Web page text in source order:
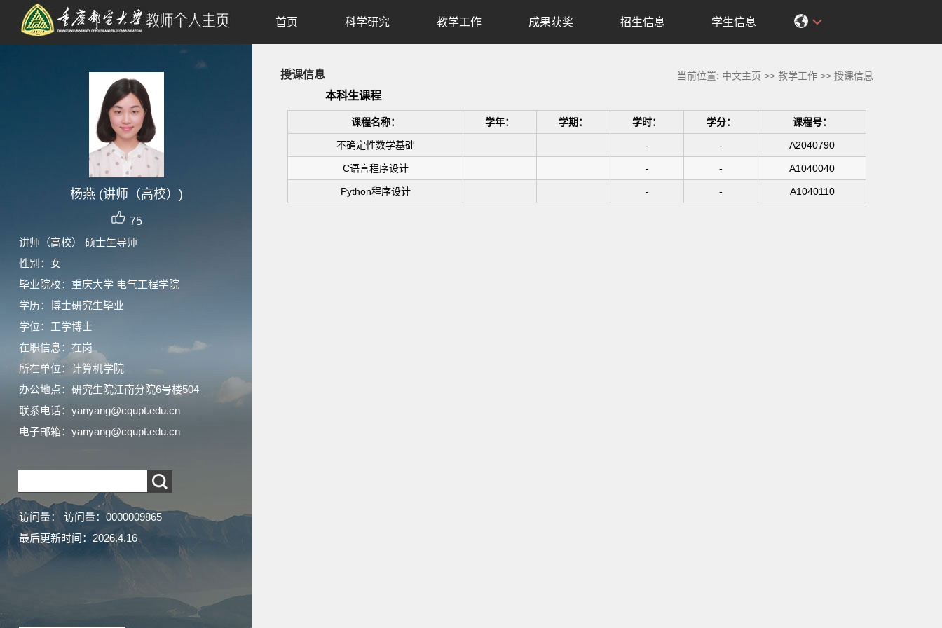
杨燕 (讲师（高校）)
75
讲师（高校） 硕士生导师
性别：女
毕业院校：重庆大学 电气工程学院
学历：博士研究生毕业
学位：工学博士
在职信息：在岗
所在单位：计算机学院
办公地点：研究生院江南分院6号楼504
联系电话：yanyang@cqupt.edu.cn
电子邮箱： yanyang@cqupt.edu.cn
访问量： 访问量： 0000009865
最后更新时间： 2026.4.16
首页 科学研究 教学工作 成果获奖 招生信息 学生信息
授课信息 当前位置: 中文主页 >>教学工作 >>授课信息
本科生课程
课程名称： 学年： 学期： 学时： 学分： 课程号：
不确定性数学基础 - - A2040790
C语言程序设计 - - A1040040
Python程序设计 - - A1040110